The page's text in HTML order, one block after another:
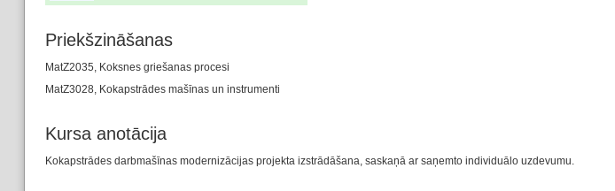
Priekšzināšanas
MatZ2035, Koksnes griešanas procesi
MatZ3028, Kokapstrādes mašīnas un instrumenti
Kursa anotācija
Kokapstrādes darbmašīnas modernizācijas projekta izstrādāšana, saskaņā ar saņemto individuālo uzdevumu.